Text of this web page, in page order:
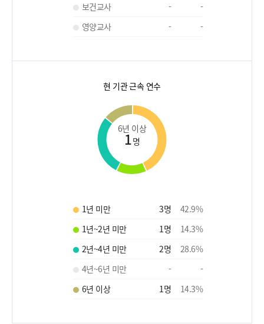
보건교사
-
-
영양교사
- -
현 기관 근속 연수
6년 이상
1명
1년 미만 3명 42.9%
1년~2년 미만
1명 14.3%
2년~4년 미만
2명 28.6%
4년~6년 미만
-
-
6년 이상
1명 14.3%